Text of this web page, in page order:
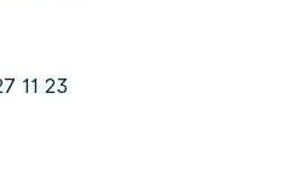
11 23